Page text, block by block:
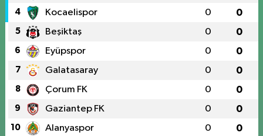
4 Kocaelispor 0 0
5 Beşiktaş 0 0
6 Eyüpspor 0 0
7 Galatasaray 0 0
8 Çorum FK 0 0
9 Gaziantep FK 0 0
10 Alanyaspor 0 0